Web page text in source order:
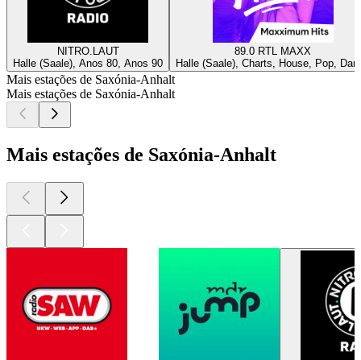
NITRO.LAUT
Halle (Saale), Anos 80, Anos 90
89.0 RTL MAXX
Halle (Saale), Charts, House, Pop,
Mais estações de Saxónia-Anhalt
Mais estações de Saxónia-Anhalt
Mais estações de Saxónia-Anhalt